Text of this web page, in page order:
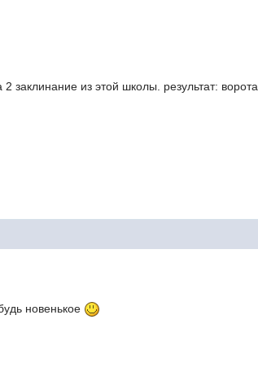
заклинание из этой школы. результат: ворота
новенькое